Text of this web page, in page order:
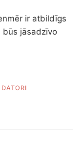
ir atbildīgs
būs jāsadzīvo